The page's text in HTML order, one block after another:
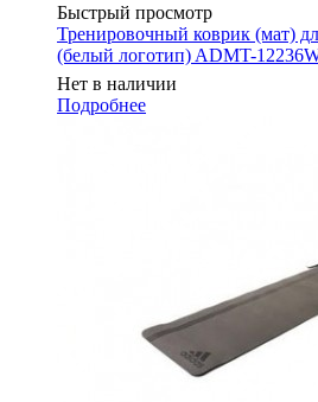
Быстрый просмотр
Тренировочный коврик (мат)
(белый логотип) ADMT-
Нет в наличии
Подробнее